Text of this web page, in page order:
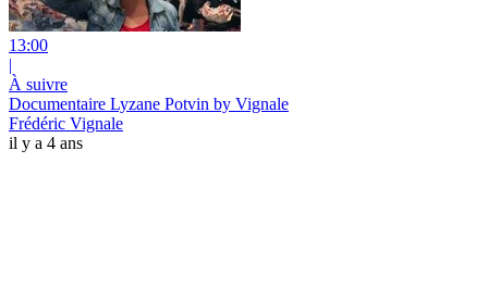
13:00
|
À suivre
Documentaire Lyzane Potvin by Vignale
Frédéric Vignale
il y a 4 ans